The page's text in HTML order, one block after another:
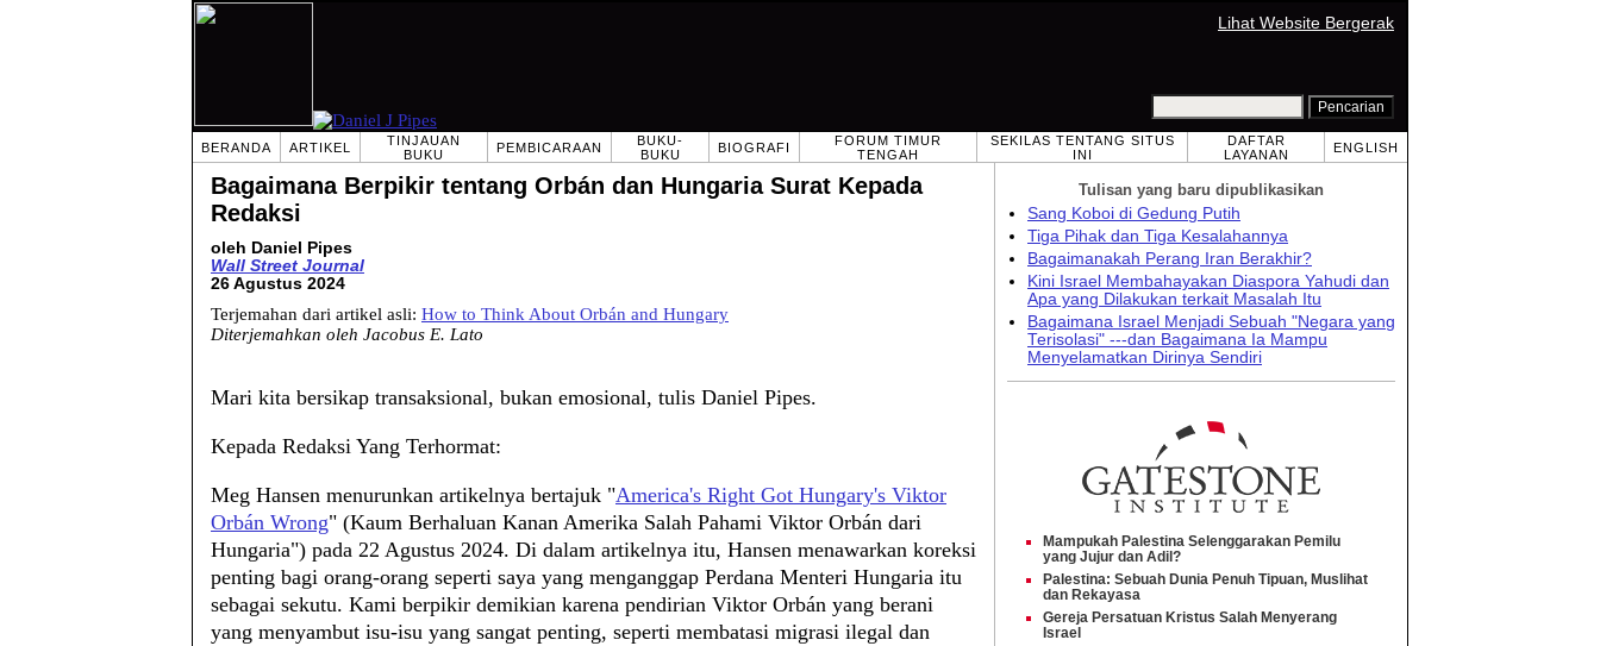
Lihat Website Bergerak
BERANDA ARTIKEL
TINJAUAN
BUKU
PEMBICARAAN
BUKU-
BUKU
BIOGRAFI
FORUM TIMUR
TENGAH
SEKILAS TENTANG SITUS
INI
DAFTAR
LAYANAN
ENGLISH
Bagaimana Berpikir tentang Orbán dan Hungaria Surat Kepada
Redaksi
oleh Daniel Pipes
Wall Street Journal
26 Agustus 2024
Terjemahan dari artikel asli: How to Think About Orbán and Hungary
Diterjemahkan oleh Jacobus E. Lato
Mari kita bersikap transaksional, bukan emosional, tulis Daniel Pipes.
Kepada Redaksi Yang Terhormat:
Meg Hansen menurunkan artikelnya bertajuk "America's Right Got Hungary's Viktor
Orbán Wrong" (Kaum Berhaluan Kanan Amerika Salah Pahami Viktor Orbán dari
Hungaria") pada 22 Agustus 2024. Di dalam artikelnya itu, Hansen menawarkan koreksi
penting bagi orang-orang seperti saya yang menganggap Perdana Menteri Hungaria itu
sebagai sekutu. Kami berpikir demikian karena pendirian Viktor Orbán yang berani
yang menyambut isu-isu yang sangat penting, seperti membatasi migrasi ilegal dan
Tulisan yang baru dipublikasikan
Sang Koboi di Gedung Putih
Tiga Pihak dan Tiga Kesalahannya
Bagaimanakah Perang Iran Berakhir?
Kini Israel Membahayakan Diaspora Yahudi dan
Apa yang Dilakukan terkait Masalah Itu
Bagaimana Israel Menjadi Sebuah "Negara yang
Terisolasi" ---dan Bagaimana Ia Mampu
Menyelamatkan Dirinya Sendiri
Mampukah Palestina Selenggarakan Pemilu
yang Jujur dan Adil?
Palestina: Sebuah Dunia Penuh Tipuan, Muslihat
dan Rekayasa
Gereja Persatuan Kristus Salah Menyerang
Israel